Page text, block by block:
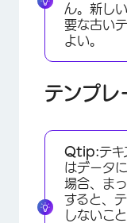
ん。新し
要な古い
よい。
テンプレ
Qtip:テキ
はデータ
場合、ま
すると、
しないこ